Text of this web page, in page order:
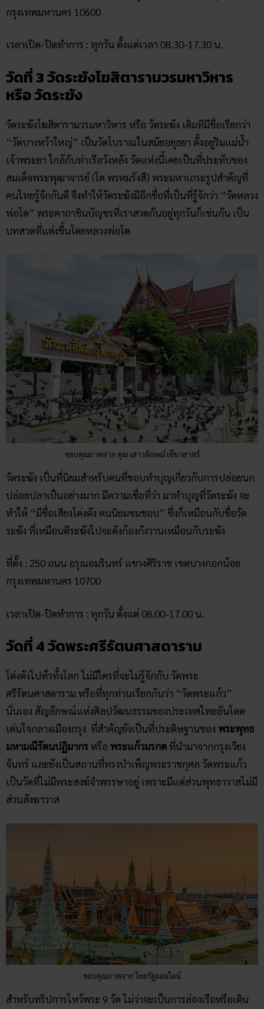
กรุงเทพมหานคร 10600
เวลาเปิด-ปิดทำการ : ทุกวัน ตั้งแต่เวลา 08.30-17.30 น.
วัดที่ 3 วัดระฆังโฆสิตารามวรมหาวิหาร
หรือ วัดระฆัง
วัดระฆังโฆสิตารามวรมหาวิหาร หรือ วัดระฆัง เดิมทีมีชื่อเรียกว่า
“วัดบางหว้าใหญ่” เป็นวัดโบราณในสมัยอยุธยา ตั้งอยู่ริมแม่น้ำ
เจ้าพระยา ใกล้กับท่าเรือวังหลัง วัดแห่งนี้เคยเป็นที่ประทับของ
สมเด็จพระพุฒาจารย์ (โต พรหมรังสี) พระมหาเถระรูปสำคัญที่
คนไทยรู้จักกันดี จึงทำให้วัดระฆังมีอีกชื่อที่เป็นที่รู้จักว่า “วัดหลวง
พ่อโต” พระคาถาชินบัญชรที่เราสวดกันอยู่ทุกวันก็เช่นกัน เป็น
บทสวดที่แต่งขึ้นโดยหลวงพ่อโต
ขอบคุณภาพจาก คุณ เสาวลักษณ์ เขียวสาตร์
วัดระฆัง เป็นที่นิยมสำหรับคนที่ชอบทำบุญเกี่ยวกับการปล่อยนก
ปล่อยปลาเป็นอย่างมาก มีความเชื่อที่ว่า มาทำบุญที่วัดระฆัง จะ
ทำให้ “มีชื่อเสียงโด่งดัง คนนิยมชมชอบ” ซึ่งก็เหมือนกับชื่อวัด
ระฆัง ที่เหมือนตีระฆังไปจะดังก้องกังวานเหมือนกับระฆัง
ที่ตั้ง : 250 ถนน อรุณอมรินทร์ แขวงศิริราช เขตบางกอกน้อย
กรุงเทพมหานคร 10700
เวลาเปิด-ปิดทำการ : ทุกวัน ตั้งแต่ 08.00-17.00 น.
วัดที่ 4 วัดพระศรีรัตนศาสดาราม
โด่งดังไปทั่วทั้งโลก ไม่มีใครที่จะไม่รู้จักกับ วัดพระ
ศรีรัตนศาสดาราม หรือที่ทุกท่านเรียกกันว่า “วัดพระแก้ว”
นั่นเอง สัญลักษณ์แห่งศิลปวัฒนธรรมของประเทศไทยอันโดด
เด่นใจกลางเมืองกรุง ที่สำคัญยังเป็นที่ประดิษฐานของ พระพุทธ
มหามณีรัตนปฏิมากร หรือ พระแก้วมรกต ที่นำมาจากกรุงเวียง
จันทร์ และยังเป็นสถานที่ทรงบำเพ็ญพระราชกุศล วัดพระแก้ว
เป็นวัดที่ไม่มีพระสงฆ์จำพรรษาอยู่ เพราะมีแต่ส่วนพุทธาวาสไม่มี
ส่วนสังฆาวาส
ขอบคุณภาพจาก ไทยรัฐออนไลน์
สำหรับทริปการไหว้พระ 9 วัด ไม่ว่าจะเป็นการล่องเรือหรือเดิน